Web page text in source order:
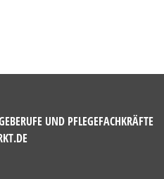
UND PFLEGEFACHKRÄFTE